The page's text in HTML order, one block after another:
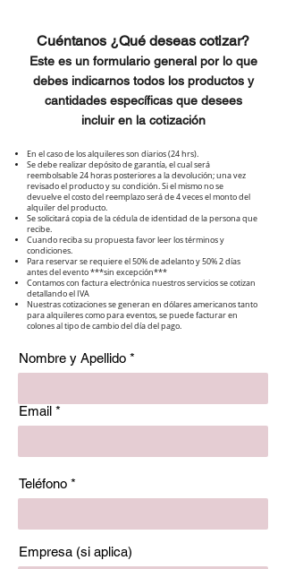
Cuéntanos ¿Qué deseas cotizar?
Este es un formulario general por lo que
debes indicarnos todos los productos y
cantidades específicas que desees
incluir en la cotización
En el caso de los alquileres son diarios (24 hrs).
Se debe realizar depósito de garantía, el cual será
reembolsable 24 horas posteriores a la devolución; una vez
revisado el producto y su condición. Si el mismo no se
devuelve el costo del reemplazo será de 4 veces el monto del
alquiler del producto.
Se solicitará copia de la cédula de identidad de la persona que
recibe.
Cuando reciba su propuesta favor leer los términos y
condiciones.
Para reservar se requiere el 50% de adelanto y 50% 2 días
antes del evento ***sin excepción***
Contamos con factura electrónica nuestros servicios se cotizan
detallando el IVA
Nuestras cotizaciones se generan en dólares americanos tanto
para alquileres como para eventos, se puede facturar en
colones al tipo de cambio del día del pago.
Nombre y Apellido
Email
Teléfono
Empresa (si aplica)